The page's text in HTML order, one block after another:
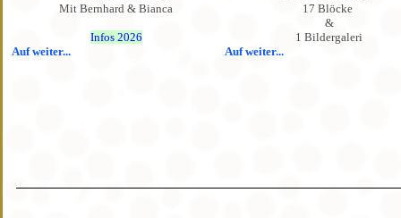
Mit Bernhard & Bianca
Infos 2026
Auf weiter...
17 Blöcke
&
1 Bildergaleri
Auf weiter...